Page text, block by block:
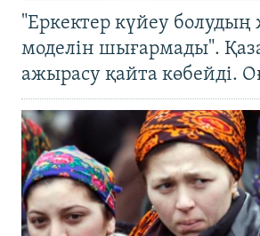
"Еркектер күйеу болудың
моделін шығармады".
ажырасу қайта көбейді.